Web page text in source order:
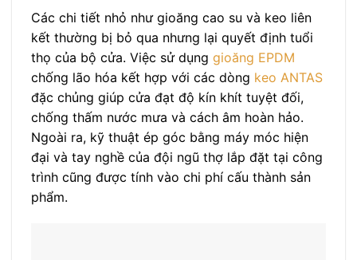
Các chi tiết nhỏ như gioăng cao su và keo liên
kết thường bị bỏ qua nhưng lại quyết định tuổi
thọ của bộ cửa. Việc sử dụng gioăng EPDM
chống lão hóa kết hợp với các dòng keo ANTAS
đặc chủng giúp cửa đạt độ kín khít tuyệt đối,
chống thấm nước mưa và cách âm hoàn hảo.
Ngoài ra, kỹ thuật ép góc bằng máy móc hiện
đại và tay nghề của đội ngũ thợ lắp đặt tại công
trình cũng được tính vào chi phí cấu thành sản
phẩm.